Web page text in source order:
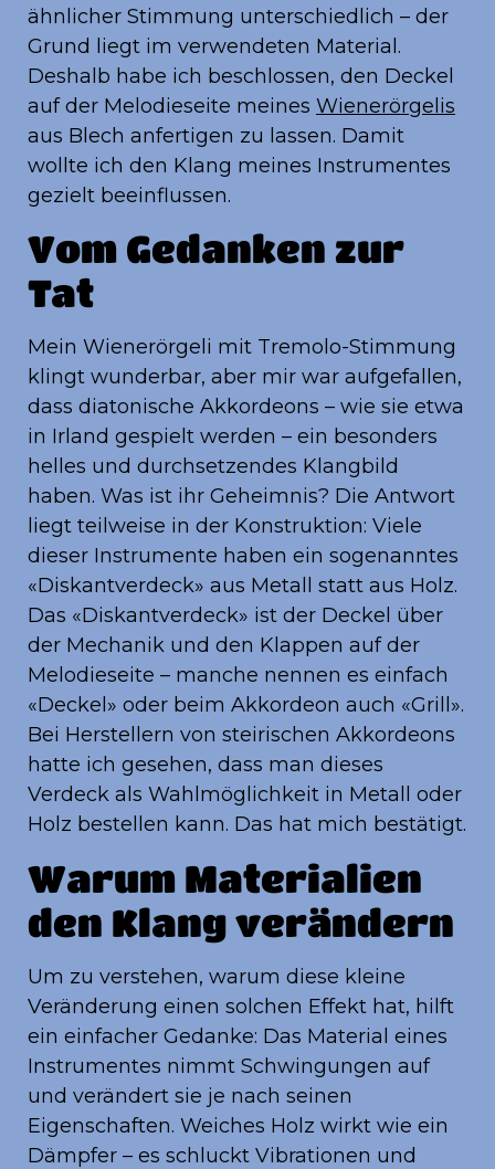
ähnlicher Stimmung unterschiedlich – der
Grund liegt im verwendeten Material.
Deshalb habe ich beschlossen, den Deckel
auf der Melodieseite meines Wienerörgelis
aus Blech anfertigen zu lassen. Damit
wollte ich den Klang meines Instrumentes
gezielt beeinflussen.
Vom Gedanken zur
Tat
Mein Wienerörgeli mit Tremolo-Stimmung
klingt wunderbar, aber mir war aufgefallen,
dass diatonische Akkordeons – wie sie etwa
in Irland gespielt werden – ein besonders
helles und durchsetzendes Klangbild
haben. Was ist ihr Geheimnis? Die Antwort
liegt teilweise in der Konstruktion: Viele
dieser Instrumente haben ein sogenanntes
«Diskantverdeck» aus Metall statt aus Holz.
Das «Diskantverdeck» ist der Deckel über
der Mechanik und den Klappen auf der
Melodieseite – manche nennen es einfach
«Deckel» oder beim Akkordeon auch «Grill».
Bei Herstellern von steirischen Akkordeons
hatte ich gesehen, dass man dieses
Verdeck als Wahlmöglichkeit in Metall oder
Holz bestellen kann. Das hat mich bestätigt.
Warum Materialien
den Klang verändern
Um zu verstehen, warum diese kleine
Veränderung einen solchen Effekt hat, hilft
ein einfacher Gedanke: Das Material eines
Instrumentes nimmt Schwingungen auf
und verändert sie je nach seinen
Eigenschaften. Weiches Holz wirkt wie ein
Dämpfer – es schluckt Vibrationen und